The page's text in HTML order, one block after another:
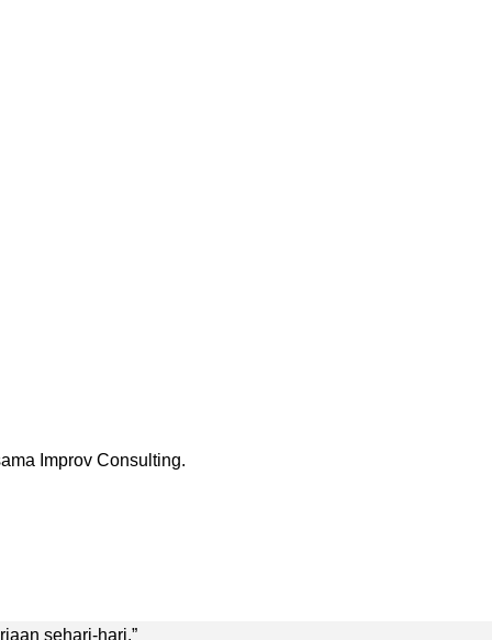
Improv Consulting.
sehari-hari.”